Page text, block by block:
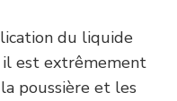
du liquide
il est extrêmement
poussière et les